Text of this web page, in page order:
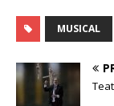
MUSICAL